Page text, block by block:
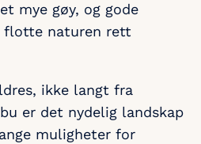
mye gøy, og gode
flotte naturen rett
ikke langt fra
er det nydelig landskap
muligheter for